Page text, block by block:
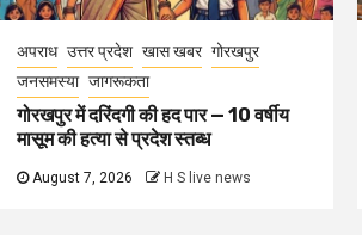
अपराध उत्तर प्रदेश खास खबर गोरखपुर
जनसमस्या जागरूकता
गोरखपुर में दरिंदगी की हद पार — 10 वर्षीय
मासूम की हत्या से प्रदेश स्तब्ध
August 7, 2026 H S live news